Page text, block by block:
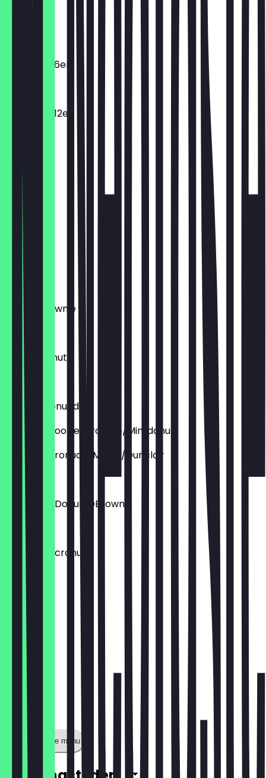
Macarons 6er
Macarons 12er
€ 4,10
Spritzring
€ 3,10
Cronudd
€ 4,60
Deluxe Brownie
Deluxe Donut
€ 4,60
Deluxe Cronudd
Aufpreis: Cookie/brownie/Mini donut
Aupfreis: Cronudd/Muffin/Dunclair
€ 1,50
Aufpreis: DDonut/DBrownie
€ 1,50
Aufpreis: Dcronudd
€ 1,50
Toon volledige menu